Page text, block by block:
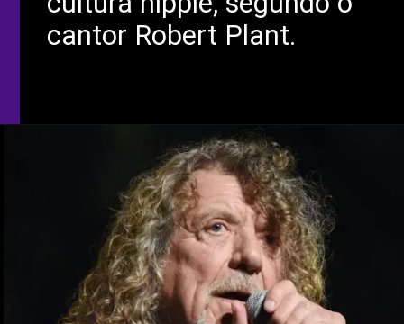
cantor Robert Plant.